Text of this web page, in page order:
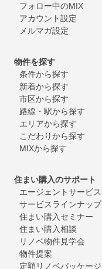
フォロー中のMIX
アカウント設定
メルマガ設定
物件を探す
条件から探す
新着から探す
市区から探す
路線・駅から探す
エリアから探す
こだわりから探す
MIXから探す
住まい購入のサポート
エージェントサービス
サービスラインナップ
住まい購入セミナー
住まい購入相談
リノベ物件見学会
物件提案
定額リノベパッケージ